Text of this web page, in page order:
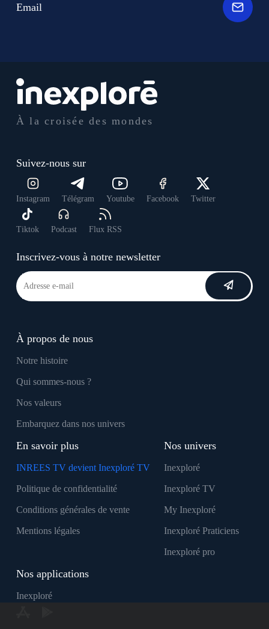
À la croisée des mondes
Suivez-nous sur
Instagram Télégram Youtube Facebook Twitter
Tiktok Podcast Flux RSS
Inscrivez-vous à notre newsletter
À propos de nous
Notre histoire
Qui sommes-nous ?
Nos valeurs
Embarquez dans nos univers
En savoir plus
INREES TV devient Inexploré TV
Politique de confidentialité
Conditions générales de vente
Mentions légales
Nos univers
Inexploré
Inexploré TV
My Inexploré
Inexploré Praticiens
Inexploré pro
Nos applications
Inexploré
Email